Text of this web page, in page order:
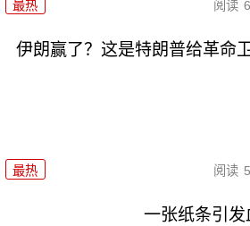
最热 阅读
伊朗赢了？这是特朗普给革命
最热 阅读
一张纸条引